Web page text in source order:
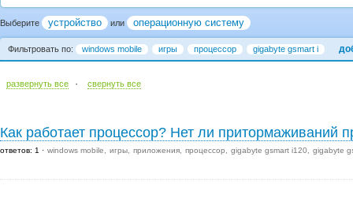
Выберите устройство или операционную систему
Фильтровать по: windows mobile игры процессор gigabyte gsmart i
развернуть все · cвернуть все
Как работает процессор? Нет ли притормаживаний
ответов: 1 windows mobile игры приложения процессор gigabyte gsmart i120 gigabyte